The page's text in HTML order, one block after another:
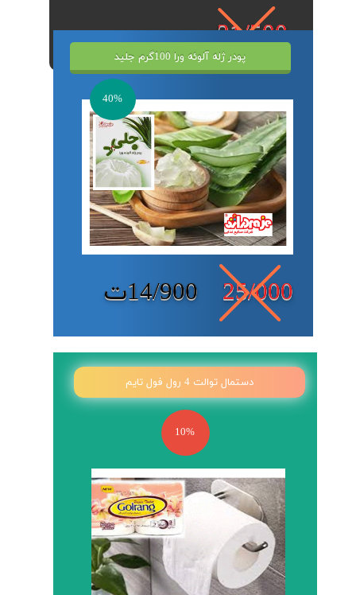
31/500
پودر ژله آلوئه ورا 100گرم جلید
25/000
40%
14/900ت
دستمال توالت 4 رول فول تایم
10%